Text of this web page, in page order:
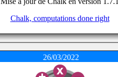
Chalk, computations done right
26/03/2022